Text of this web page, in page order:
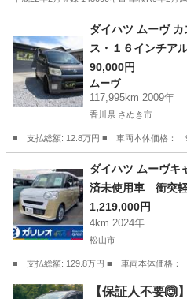
四国中央市 タント ダイ
ダイハツ ムーヴ
ス・１６インチア
リー ＨＩＤ ベン
（検9.1）
90,000円
ムーヴ
117,995km 2009年
香川県 さぬき市
■ 支払総額: 12.8万円 ■ 車両本体価格：
ムーヴ
ダイハツ ムーヴ
済未使用車 衝突
ン アイドリング
ー パワステ 先行
脱警報機能 路外
能 軽自動車６６
1,219,000円
4km 2024年
松山市
■ 支払総額: 129.8万円 ■ 車両本体価格
愛媛 松山市 ダイハツ
【保証人不要🙆